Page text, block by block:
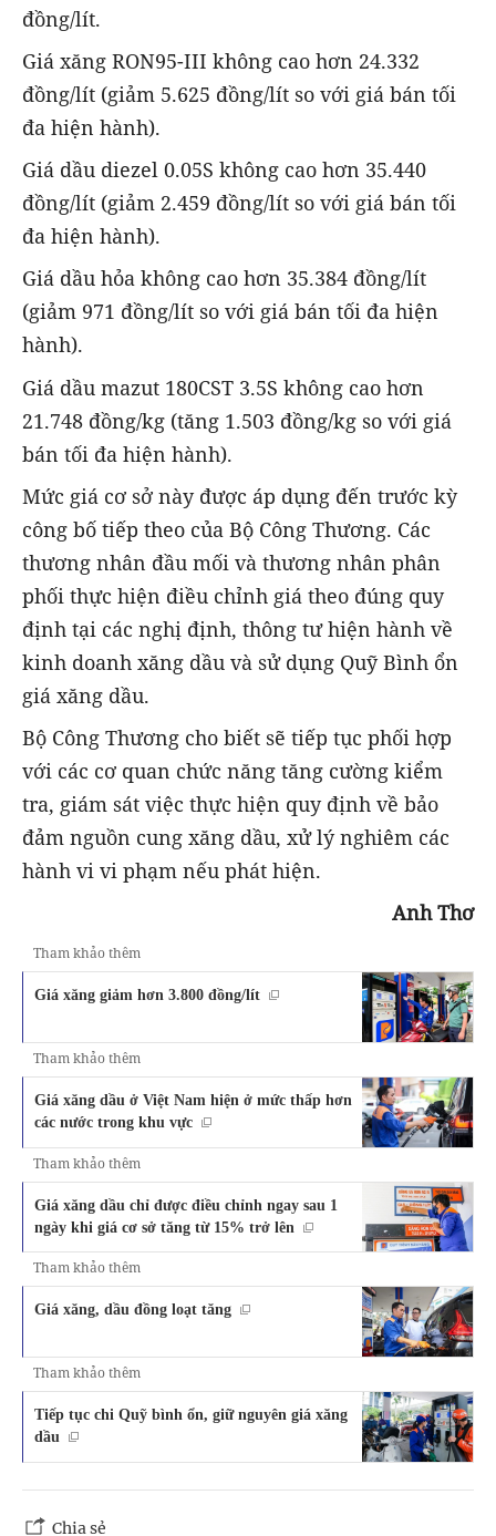
đồng/lít.
Giá xăng RON95-III không cao hơn 24.332
đồng/lít (giảm 5.625 đồng/lít so với giá bán tối
đa hiện hành).
Giá dầu diezel 0.05S không cao hơn 35.440
đồng/lít (giảm 2.459 đồng/lít so với giá bán tối
đa hiện hành).
Giá dầu hỏa không cao hơn 35.384 đồng/lít
(giảm 971 đồng/lít so với giá bán tối đa hiện
hành).
Giá dầu mazut 180CST 3.5S không cao hơn
21.748 đồng/kg (tăng 1.503 đồng/kg so với giá
bán tối đa hiện hành).
Mức giá cơ sở này được áp dụng đến trước kỳ
công bố tiếp theo của Bộ Công Thương. Các
thương nhân đầu mối và thương nhân phân
phối thực hiện điều chỉnh giá theo đúng quy
định tại các nghị định, thông tư hiện hành về
kinh doanh xăng dầu và sử dụng Quỹ Bình ổn
giá xăng dầu.
Bộ Công Thương cho biết sẽ tiếp tục phối hợp
với các cơ quan chức năng tăng cường kiểm
tra, giám sát việc thực hiện quy định về bảo
đảm nguồn cung xăng dầu, xử lý nghiêm các
hành vi vi phạm nếu phát hiện.
Anh Thơ
Tham khảo thêm
Giá xăng giảm hơn 3.800 đồng/lít
Tham khảo thêm
Giá xăng dầu ở Việt Nam hiện ở mức thấp hơn
các nước trong khu vực
Tham khảo thêm
Giá xăng dầu chỉ được điều chỉnh ngay sau 1
ngày khi giá cơ sở tăng từ 15% trở lên
Tham khảo thêm
Giá xăng, dầu đồng loạt tăng
Tham khảo thêm
Tiếp tục chi Quỹ bình ổn, giữ nguyên giá xăng
dầu
Chia sẻ